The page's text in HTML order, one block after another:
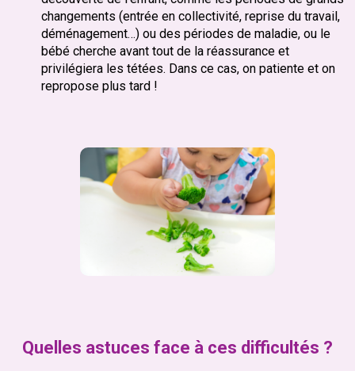
changements (entrée en collectivité, reprise du travail,
déménagement…) ou des périodes de maladie, ou le
bébé cherche avant tout de la réassurance et
privilégiera les tétées. Dans ce cas, on patiente et on
repropose plus tard !
Quelles astuces face à ces difficultés ?